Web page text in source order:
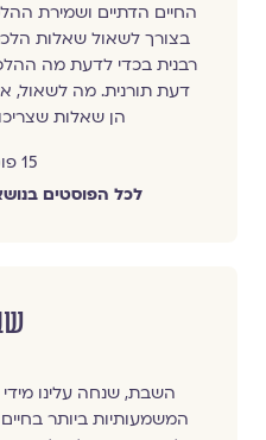
החיים הדתיים ושמירת
בצורך לשאול שאלות
רבנית בכדי לדעת מה
דעת תורנית. מה לשאול,
הן שאלות
15 פוסטים
לכל הפוסטים
השבת, שנחה עלינו
המשמעותיות ביותר